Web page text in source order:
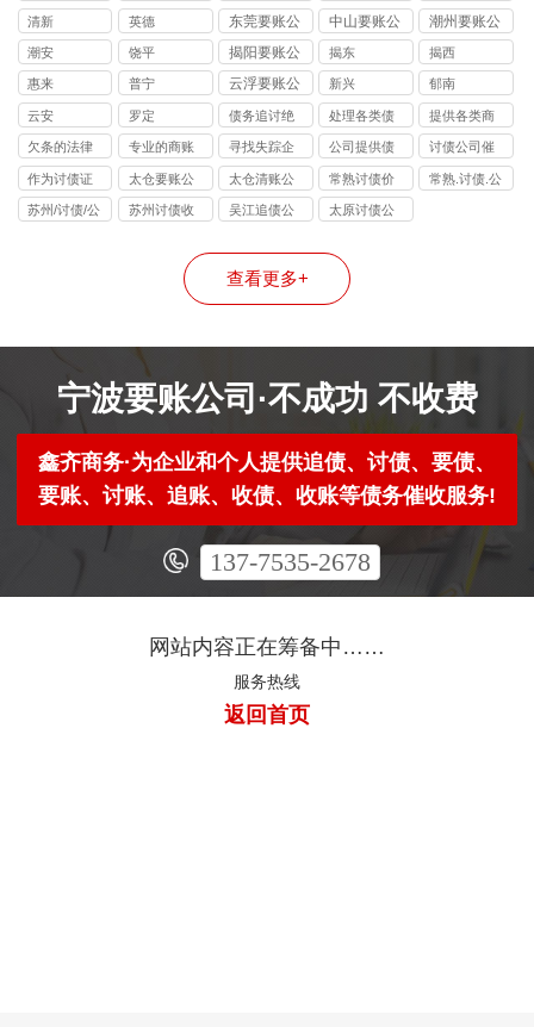
司
司
清新 英德
东莞要账公
司
中山要账公
司
潮州要账公
司
潮安 饶平
揭阳要账公
司
揭东 揭西
惠来 普宁
云浮要账公
司
新兴 郁南
云安 罗定
债务追讨绝
不违法
处理各类债
务纠纷
提供各类商
账
欠条的法律
效力
专业的商账
追收师
寻找失踪企
业和个人
公司提供债
务追讨
讨债公司催
收
作为讨债证
据
太仓要账公
司
太仓清账公
司
常熟讨债价
格
常熟.讨债.公
苏州/讨债/公
苏州讨债收
吴江追债公
太原讨债公
查看更多+
宁波要账公司·不成功 不收费
鑫齐商务·为企业和个人提供追债、讨债、要债、
要账、讨账、追账、收债、收账等债务催收服务!
137-7535-2678
网站内容正在筹备中……
服务热线
返回首页